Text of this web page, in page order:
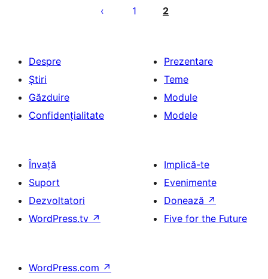
articole
1 2
Despre
Știri
Găzduire
Confidențialitate
Prezentare
Teme
Module
Modele
Învață
Suport
Dezvoltatori
WordPress.tv ↗
Implică-te
Evenimente
Donează ↗
Five for the Future
WordPress.com ↗